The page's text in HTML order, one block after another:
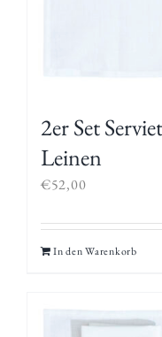
2er Set
Leinen
€52,00
In den Warenkorb